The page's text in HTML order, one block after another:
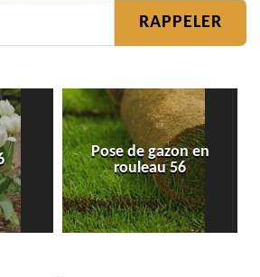
Pose de gazon en
rouleau 56